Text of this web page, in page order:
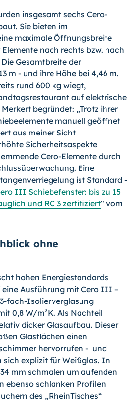
insgesamt sechs Cero-
Sie bieten im
maximale Öffnungsbreite
nach rechts bzw. nach
Gesamtbreite der
m - und ihre Höhe bei 4,46 m.
rund 600 kg wiegt,
auf elektrische
begründet: „Trotz ihrer
manuell geöffnet
aus meiner Sicht
Sicherheitsaspekte
Cero-Elemente durch
Eine
ist Standard -
III Schiebefenster: bis zu 15
und RC 3 zertifiziert“ vom
ohne
hohen Energiestandards
eine Ausführung mit Cero III –
fach-Isolierverglasung
0,8 W/m²K. Als Nachteil
dicker Glasaufbau. Dieser
Glasflächen einen
hervorrufen - und
sich explizit für Weißglas. In
mm schmalen umlaufenden
ebenso schlanken Profilen
des „RheinTisches“